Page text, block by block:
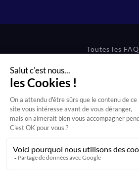
Toutes les FAQ
Mentions légales